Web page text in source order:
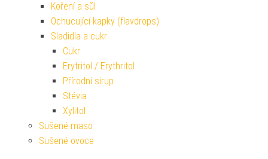
Koření a sůl
Ochucující kapky (flavdrops)
Sladidla a cukr
Cukr
Erytritol / Erythritol
Přírodní sirup
Stévia
Xylitol
Sušené maso
Sušené ovoce